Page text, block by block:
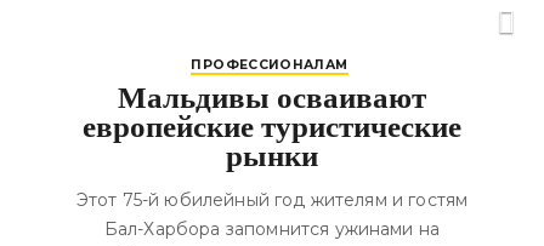
ПРОФЕССИОНАЛАМ
Мальдивы осваивают
европейские туристические
рынки
Этот 75-й юбилейный год жителям и гостям
Бал-Харбора запомнится ужинами на